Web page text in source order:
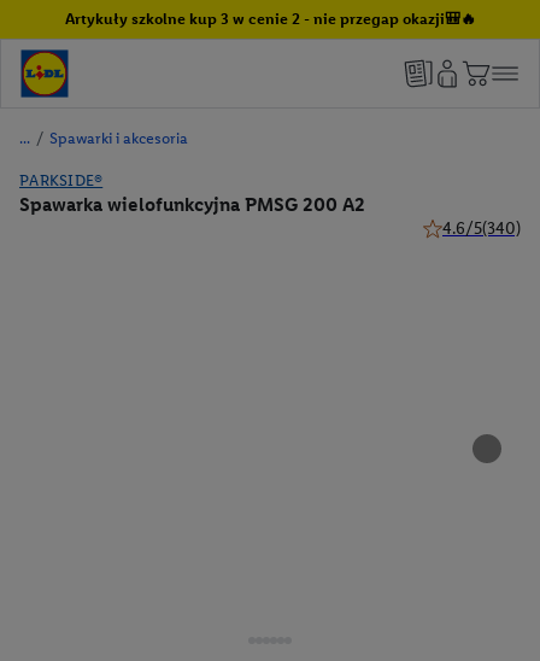
Artykuły szkolne kup 3 w cenie 2 - nie przegap okazji🎒🔥
/ Spawarki i akcesoria
PARKSIDE®
Spawarka wielofunkcyjna PMSG 200 A2
4.6/5(340)